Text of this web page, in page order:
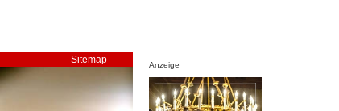
Sitemap Anzeige